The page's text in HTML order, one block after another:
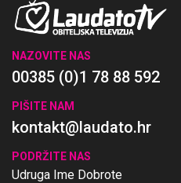
NAZOVITE NAS
00385 (0)1 78 88 592
PIŠITE NAM
kontakt@laudato.hr
PODRŽITE NAS
Udruga Ime Dobrote